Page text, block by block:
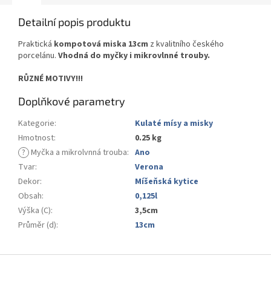
Detailní popis produktu
Praktická kompotová miska 13cm z kvalitního českého
porcelánu. Vhodná do myčky i mikrovlnné trouby.
RŮZNÉ MOTIVY!!!
Doplňkové parametry
Kategorie:
Kulaté mísy a misky
Hmotnost:
0.25 kg
? Myčka a mikrolvnná trouba: Ano
Tvar:
Verona
Dekor:
Míšeňská kytice
Obsah:
0,125l
Výška (C):
3,5cm
Průměr (d): 13cm